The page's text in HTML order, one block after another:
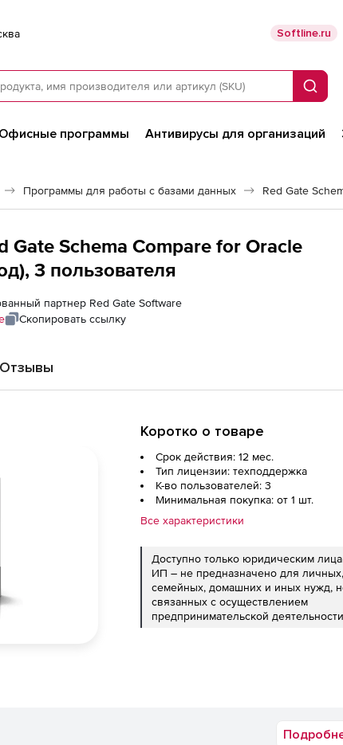
Softline.ru
Поиск
Офисные программы Антивирусы для организаций
Программы для работы с базами данных Red Gate
Gate Schema Compare for Oracle
3 пользователя
партнер Red Gate Software
Скопировать ссылку
Отзывы
Коротко о товаре
Срок действия: 12 мес.
Тип лицензии: техподдержка
К-во пользователей: 3
Минимальная покупка: от 1 шт.
Все характеристики
Доступно только юридическим
ИП – не предназначено для личных,
семейных, домашних и иных нужд,
связанных с осуществлением
предпринимательской деятельности